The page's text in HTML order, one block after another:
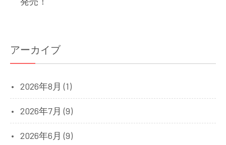
アーカイブ
2026年8月 (1)
2026年7月 (9)
2026年6月 (9)